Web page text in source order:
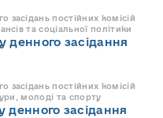
постійних комісій
та соціальної політики
денного засідання
постійних комісій
молоді та спорту
денного засідання